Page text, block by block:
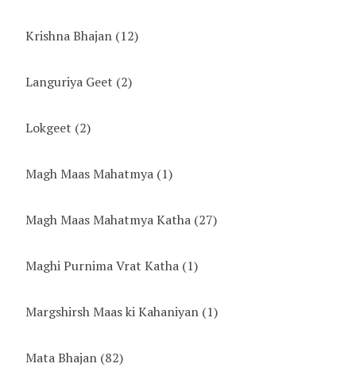
Krishna Bhajan (12)
Languriya Geet (2)
Lokgeet (2)
Magh Maas Mahatmya (1)
Magh Maas Mahatmya Katha (27)
Maghi Purnima Vrat Katha (1)
Margshirsh Maas ki Kahaniyan (1)
Mata Bhajan (82)